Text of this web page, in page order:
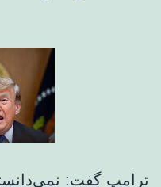
ترامپ گفت: